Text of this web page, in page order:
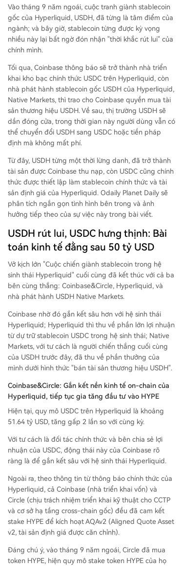
nhận định đây là bước lùi của thời đại phi tập tr
ung. Vở kịch từng được ví như "chống lại gã khổn
g lồ" giờ đây kết thúc bằng một thỏa thuận phâ
n chia lợi ích, khiến nhiều người không khỏi châm
Vào tháng 9 năm ngoái, cuộc tranh giành stablecoin
gốc của Hyperliquid, USDH, đã từng là tâm điểm của
ngành; và bây giờ, stablecoin từng được kỳ vọng
nhiều này lại bất ngờ đón nhận "thời khắc rút lui" của
chính mình.
Tối qua, Coinbase thông báo sẽ trở thành nhà triển
khai kho bạc chính thức USDC trên Hyperliquid, còn
nhà phát hành stablecoin gốc USDH của Hyperliquid,
Native Markets, thì trao cho Coinbase quyền mua tài
sản thương hiệu USDH. Về sau, thị trường USDH sẽ
dần đóng cửa, trong thời gian này người dùng vẫn có
thể chuyển đổi USDH sang USDC hoặc tiền pháp
định mà không mất phí.
Từ đây, USDH từng một thời lừng danh, đã trở thành
tài sản được Coinbase thu nạp, còn USDC cũng chính
thức được thiết lập làm stablecoin chính thức và tài
sản định giá của Hyperliquid. Odaily Planet Daily sẽ
phân tích ngắn gọn tình hình bên trong và ảnh
hưởng tiếp theo của sự việc này trong bài viết.
USDH rút lui, USDC hưng thịnh: Bài
toán kinh tế đằng sau 50 tỷ USD
Vở kịch lớn "Cuộc chiến giành stablecoin trong hệ
sinh thái Hyperliquid" cuối cùng đã kết thúc với cả ba
bên cùng thắng: Coinbase&Circle, Hyperliquid, và
nhà phát hành USDH Native Markets.
Coinbase nhờ đó gắn kết sâu hơn với hệ sinh thái
Hyperliquid; Hyperliquid thì thu về phần lớn lợi nhuận
từ dự trữ stablecoin USDC trong hệ sinh thái; Native
Markets, với tư cách là người chiến thắng cuối cùng
của USDH trước đây, đã thu về phần thưởng của
mình dưới hình thức "bán tài sản thương hiệu USDH".
Coinbase&Circle: Gắn kết nền kinh tế on-chain của
Hyperliquid, tiếp tục gia tăng đầu tư vào HYPE
Hiện tại, quy mô USDC trên Hyperliquid là khoảng
51.64 tỷ USD, tăng gấp 2 lần so với cùng kỳ.
Với tư cách là đối tác chính thức và bên chia sẻ lợi
nhuận của USDC, động thái này của Coinbase rõ
ràng là để gắn kết sâu với hệ sinh thái Hyperliquid.
Ngoài ra, theo thông tin từ thông báo chính thức của
Hyperliquid, cả Coinbase (nhà triển khai vốn) và
Circle (chịu trách nhiệm triển khai kỹ thuật cho CCTP
và cơ sở hạ tầng cross-chain gốc) đều đã cam kết
stake HYPE để kích hoạt AQAv2 (Aligned Quote Asset
v2, tài sản định giá được căn chỉnh).
Đáng chú ý, vào tháng 9 năm ngoái, Circle đã mua
token HYPE, hiện quy mô stake token HYPE của họ